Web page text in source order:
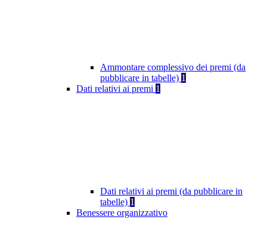
Ammontare complessivo dei premi (da
pubblicare in tabelle) 1
Dati relativi ai premi 1
Dati relativi ai premi (da pubblicare in
tabelle) 1
Benessere organizzativo